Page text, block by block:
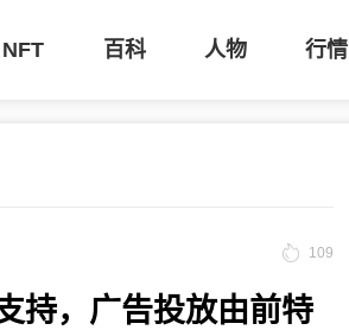
NFT 百科 人物 行情
109
持，广告投放由前特